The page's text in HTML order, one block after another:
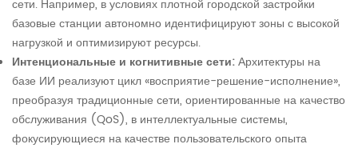
сети. Например, в условиях плотной городской застройки
базовые станции автономно идентифицируют зоны с высокой
нагрузкой и оптимизируют ресурсы.
Интенциональные и когнитивные сети:Архитектуры на
базе ИИ реализуют цикл «восприятие-решение-исполнение»,
преобразуя традиционные сети, ориентированные на качество
обслуживания (QoS), в интеллектуальные системы,
фокусирующиеся на качестве пользовательского опыта